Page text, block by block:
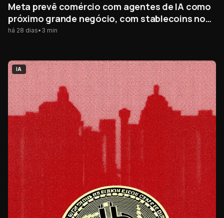
Meta prevê comércio com agentes de IA como
próximo grande negócio, com stablecoins no
centro
há 28 dias• 3 min
IA